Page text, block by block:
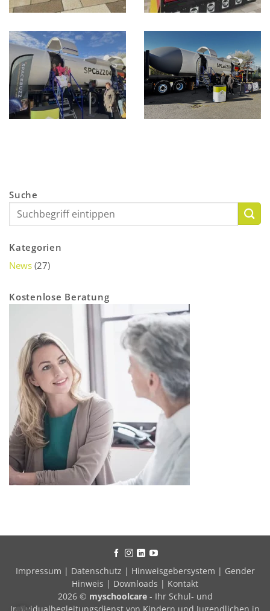
Suche
Kategorien
News (27)
Kostenlose Beratung
Impressum | Datenschutz | Hinweisgebersystem | Gender
Hinweis | Downloads | Kontakt
2026 © myschoolcare- Ihr Schul- und